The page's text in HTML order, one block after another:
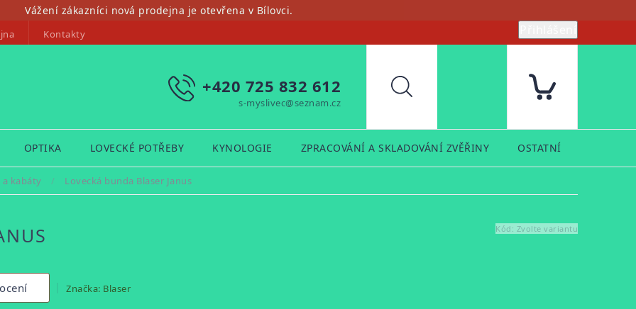
Vážení zákazníci nová prodejna je otevřena v Bílovci.
Kontakty
+420 725 832 612
s-myslivec@seznam.cz
Hledat
OPTIKA LOVECKÉ POTŘEBY KYNOLOGIE ZPRACOVÁNÍ A SKLADOVÁNÍ ZVĚŘINY OSTATNÍ
a kabáty / Lovecká bunda Blaser Janus
Kód: Zvolte variantu
Značka: Blaser